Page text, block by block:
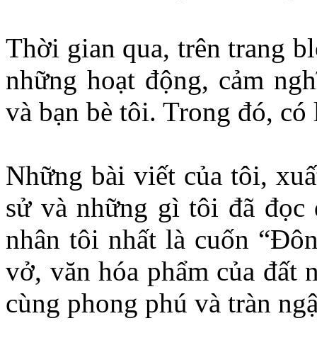
Thời gian qua, trên trang
những hoạt động, cảm
và bạn bè tôi. Trong đó,
Những bài viết của tôi,
sử và những gì tôi đã đọc
nhân tôi nhất là cuốn
vở, văn hóa phẩm của đất
cùng phong phú và tràn